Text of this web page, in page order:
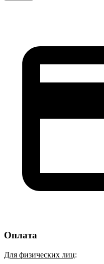
Оплата
Для физических лиц: